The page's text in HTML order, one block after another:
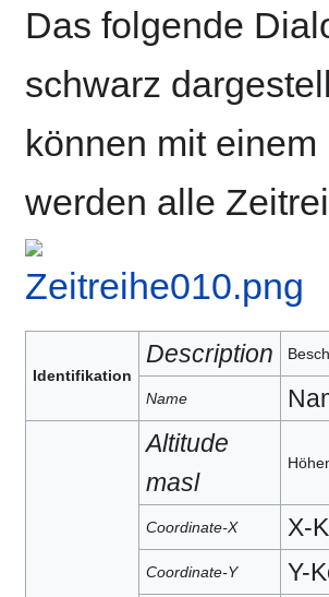
Das folgende
schwarz
können mit
werden alle
Identifikation
Description
Name
Altitude
masl
Coordinate-X X-
Coordinate-Y Y-